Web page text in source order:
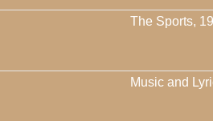
The Sports,
Music and